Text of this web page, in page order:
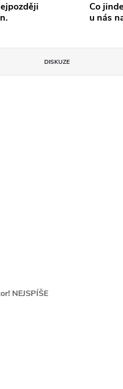
Co
u nás
DISKUZE
NEJSPÍŠE